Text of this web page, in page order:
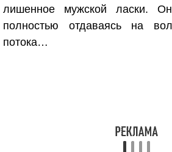
лишенное мужской ласки.
полностью отдаваясь на
потока…